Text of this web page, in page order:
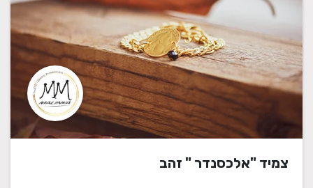
צמיד "אלכסנדר " זהב